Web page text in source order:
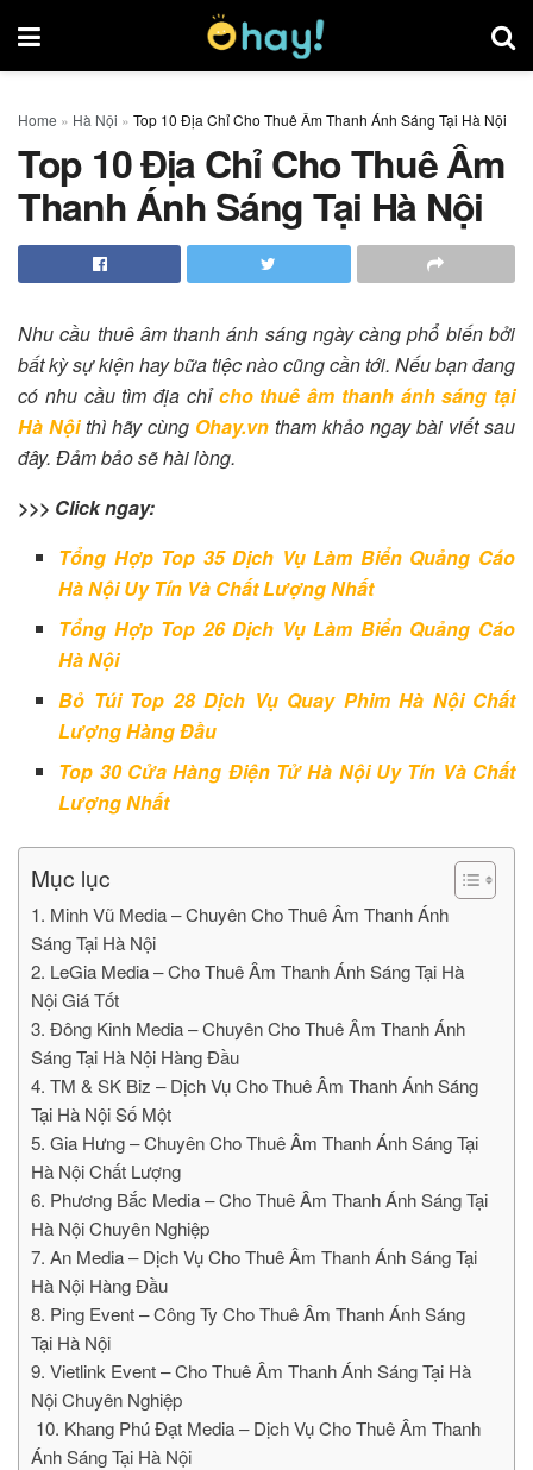
Home » Hà Nội » Top 10 Địa Chỉ Cho Thuê Âm Thanh Ánh Sáng Tại Hà Nội
Top 10 Địa Chỉ Cho Thuê Âm
Thanh Ánh Sáng Tại Hà Nội
Nhu cầu thuê âm thanh ánh sáng ngày càng phổ biến bởi
bất kỳ sự kiện hay bữa tiệc nào cũng cần tới. Nếu bạn đang
có nhu cầu tìm địa chỉcho thuê âm thanh ánh sáng tại
Hà Nộithì hãy cùng Ohay.vn tham khảo ngay bài viết sau
đây. Đảm bảo sẽ hài lòng.
>>> Click ngay:
Tổng Hợp Top 35 Dịch Vụ Làm Biển Quảng Cáo
Hà Nội Uy Tín Và Chất Lượng Nhất
Tổng Hợp Top 26 Dịch Vụ Làm Biển Quảng Cáo
Hà Nội
Bỏ Túi Top 28 Dịch Vụ Quay Phim Hà Nội Chất
Lượng Hàng Đầu
Top 30 Cửa Hàng Điện Tử Hà Nội Uy Tín Và Chất
Lượng Nhất
Mục lục
1. Minh Vũ Media – Chuyên Cho Thuê Âm Thanh Ánh
Sáng Tại Hà Nội
2. LeGia Media – Cho Thuê Âm Thanh Ánh Sáng Tại Hà
Nội Giá Tốt
3. Đông Kinh Media – Chuyên Cho Thuê Âm Thanh Ánh
Sáng Tại Hà Nội Hàng Đầu
4. TM & SK Biz – Dịch Vụ Cho Thuê Âm Thanh Ánh Sáng
Tại Hà Nội Số Một
5. Gia Hưng – Chuyên Cho Thuê Âm Thanh Ánh Sáng Tại
Hà Nội Chất Lượng
6. Phương Bắc Media – Cho Thuê Âm Thanh Ánh Sáng Tại
Hà Nội Chuyên Nghiệp
7. An Media – Dịch Vụ Cho Thuê Âm Thanh Ánh Sáng Tại
Hà Nội Hàng Đầu
8. Ping Event – Công Ty Cho Thuê Âm Thanh Ánh Sáng
Tại Hà Nội
9. Vietlink Event – Cho Thuê Âm Thanh Ánh Sáng Tại Hà
Nội Chuyên Nghiệp
10. Khang Phú Đạt Media – Dịch Vụ Cho Thuê Âm Thanh
Ánh Sáng Tại Hà Nội